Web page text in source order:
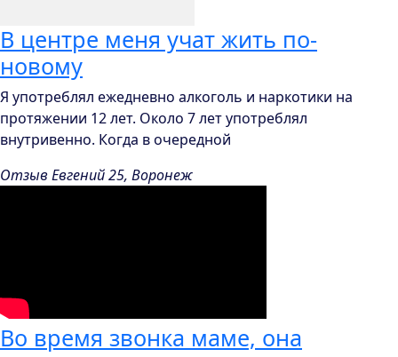
В центре меня учат жить по-
новому
Я употреблял ежедневно алкоголь и наркотики на
протяжении 12 лет. Около 7 лет употреблял
внутривенно. Когда в очередной
Отзыв Евгений 25, Воронеж
Во время звонка маме, она